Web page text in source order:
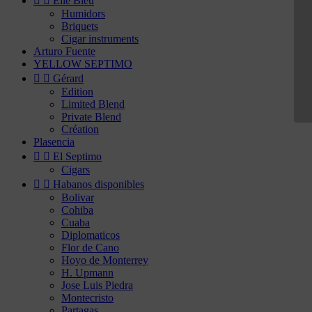
Humidors
Briquets
Cigar instruments
Arturo Fuente
YELLOW SEPTIMO
  Gérard
Edition
Limited Blend
Private Blend
Création
Plasencia
  El Septimo
Cigars
  Habanos disponibles
Bolivar
Cohiba
Cuaba
Diplomaticos
Flor de Cano
Hoyo de Monterrey
H. Upmann
Jose Luis Piedra
Montecristo